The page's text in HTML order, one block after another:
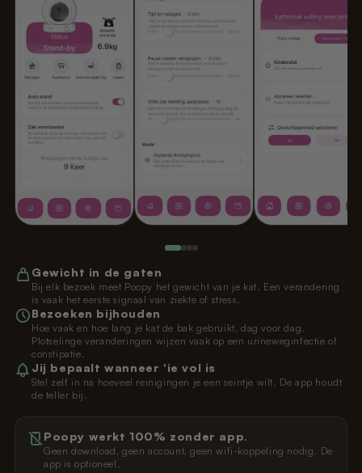
Gewicht in de gaten
Bij elk bezoek meet Poopy het gewicht van je kat. Een verandering
is vaak het eerste signaal van ziekte of stress.
Bezoeken bijhouden
Hoe vaak en hoe lang je kat de bak gebruikt, dag voor dag.
Plotselinge veranderingen wijzen vaak op een urineweginfectie of
constipatie.
Jij bepaalt wanneer 'ie vol is
Stel zelf in na hoeveel reinigingen je een seintje wilt. De app houdt
de teller bij.
Poopy werkt 100% zonder app.
Geen download, geen account, geen wifi-koppeling nodig. De
app is optioneel.